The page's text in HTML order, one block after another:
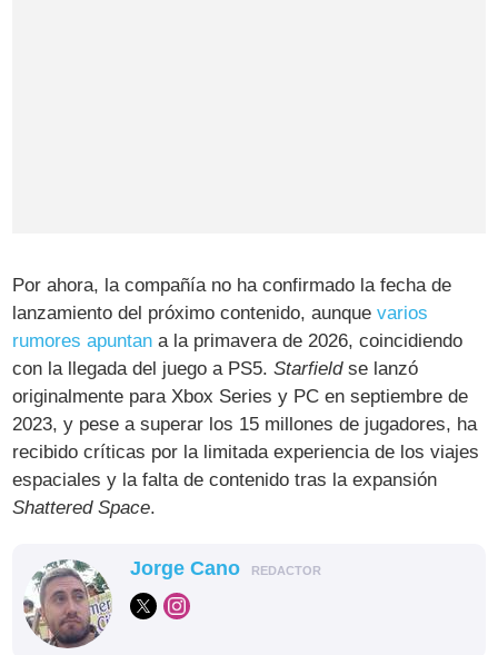
Por ahora, la compañía no ha confirmado la fecha de
lanzamiento del próximo contenido, aunquevarios
rumores apuntan a la primavera de 2026, coincidiendo
con la llegada del juego a PS5.Starfieldse lanzó
originalmente para Xbox Series y PC en septiembre de
2023, y pese a superar los 15 millones de jugadores, ha
recibido críticas por la limitada experiencia de los viajes
espaciales y la falta de contenido tras la expansión
Shattered Space.
Jorge Cano REDACTOR